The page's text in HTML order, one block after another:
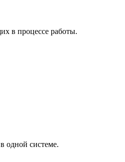
в процессе работы.
одной системе.